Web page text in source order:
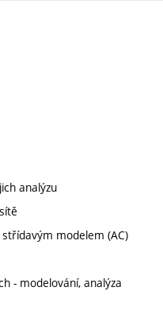
analýzu
modelem (AC)
- modelování, analýza